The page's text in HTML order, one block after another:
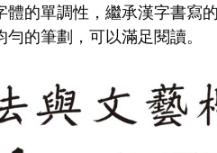
的單調性，繼承漢字書寫
的筆劃，可以滿足閱讀。